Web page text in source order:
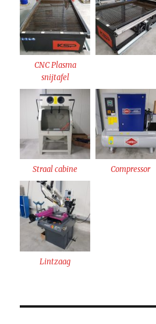
CNC Plasma
snijtafel
Straal cabine Compressor
Lintzaag